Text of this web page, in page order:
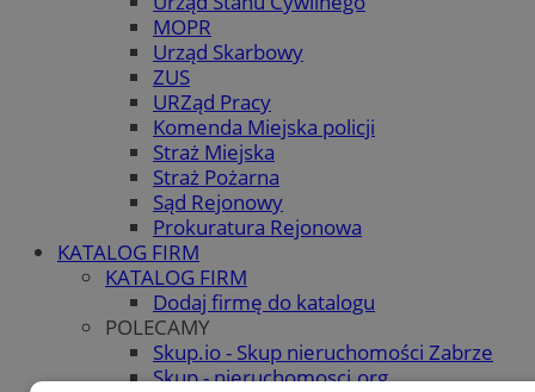
MOPR
Urząd Skarbowy
ZUS
URZąd Pracy
Komenda Miejska policji
Straż Miejska
Straż Pożarna
Sąd Rejonowy
Prokuratura Rejonowa
KATALOG FIRM
KATALOG FIRM
Dodaj firmę do katalogu
POLECAMY
Skup.io - Skup nieruchomości Zabrze
Skup - nieruchomosci.org